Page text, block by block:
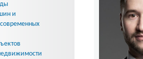
и